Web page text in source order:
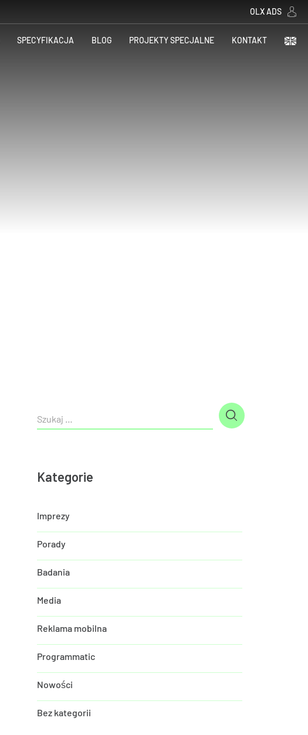
OLX ADS
SPECYFIKACJA BLOG PROJEKTY SPECJALNE KONTAKT
Kategorie
Imprezy
Porady
Badania
Media
Reklama mobilna
Programmatic
Nowości
Bez kategorii